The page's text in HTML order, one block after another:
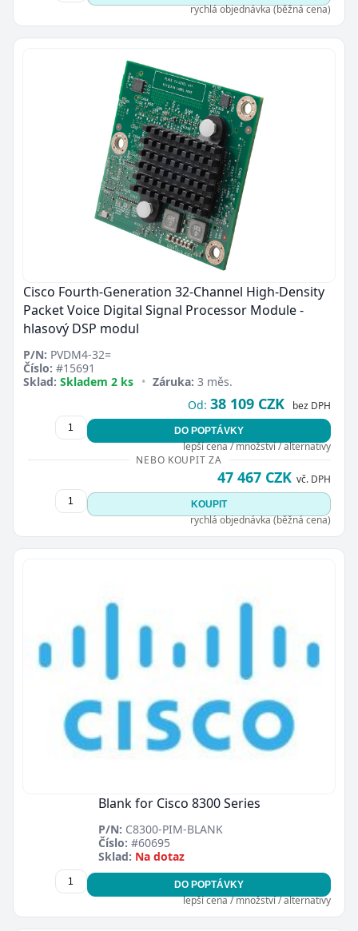
rychlá objednávka (běžná cena)
Cisco Fourth-Generation 32-Channel High-Density
Packet Voice Digital Signal Processor Module -
hlasový DSP modul
P/N: PVDM4-32=
Číslo: #15691
Sklad: Skladem 2 ks • Záruka: 3 měs.
Od: 38 109 CZK bez DPH
DO POPTÁVKY
lepší cena / množství / alternativy
NEBO KOUPIT ZA
47 467 CZK vč. DPH
KOUPIT
rychlá objednávka (běžná cena)
Blank for Cisco 8300 Series
P/N: C8300-PIM-BLANK
Číslo: #60695
Sklad: Na dotaz
DO POPTÁVKY
lepší cena / množství / alternativy